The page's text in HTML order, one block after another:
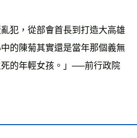
亂犯，從部會首長到打造大高雄
的陳菊其實還是當年那個義無
的年輕女孩。」──前行政院